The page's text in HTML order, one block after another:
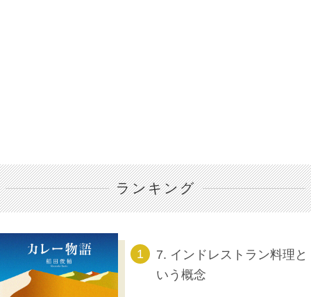
ランキング
7. インドレストラン料理と
いう概念